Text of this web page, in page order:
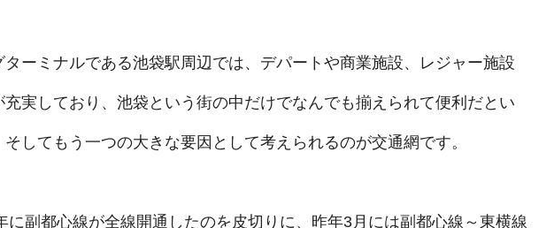
ターミナルである池袋駅周辺では、デパートや商業施設、レジャー施設
充実しており、池袋という街の中だけでなんでも揃えられて便利だとい
そしてもう一つの大きな要因として考えられるのが交通網です。
に副都心線が全線開通したのを皮切りに、昨年3月には副都心線～東横線